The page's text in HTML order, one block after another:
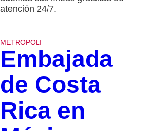
atención 24/7.
METROPOLI
Embajada
de Costa
Rica en